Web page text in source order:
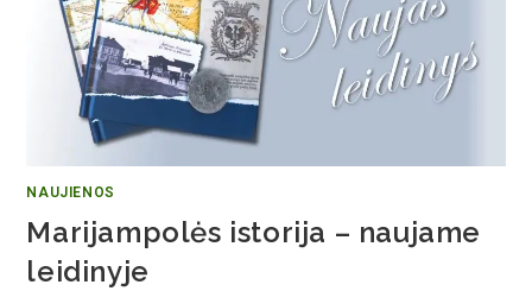
NAUJIENOS
Marijampolės istorija – naujame
leidinyje